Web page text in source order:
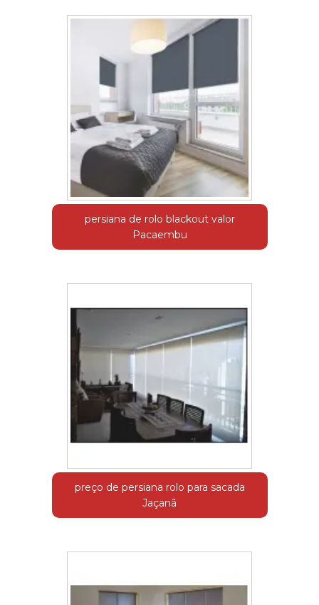
persiana de rolo blackout valor
Pacaembu
preço de persiana rolo para sacada
Jaçanã